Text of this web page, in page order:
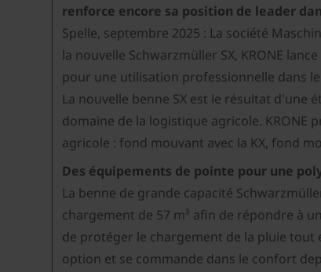
renforce encore sa position de leader
Spelle, septembre 2025 : La société
la nouvelle Schwarzmüller SX, KRONE
pour une utilisation professionnelle dans
La nouvelle benne SX est le résultat
domaine de la logistique agricole.
agricole : fond mouvant avec la KX, fond
Des équipements de pointe pour une
La benne de grande capacité
chargement de 57 m³ afin de répondre à
de protéger le chargement de la pluie tout
option et se commande dans le confort